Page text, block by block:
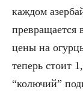
каждом
цены на
теперь стоит
“колючий”